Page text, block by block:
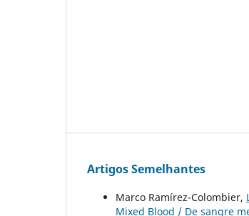
Artigos Semelhantes
Marco Ramírez-Colombier,
Mixed Blood / De sangre